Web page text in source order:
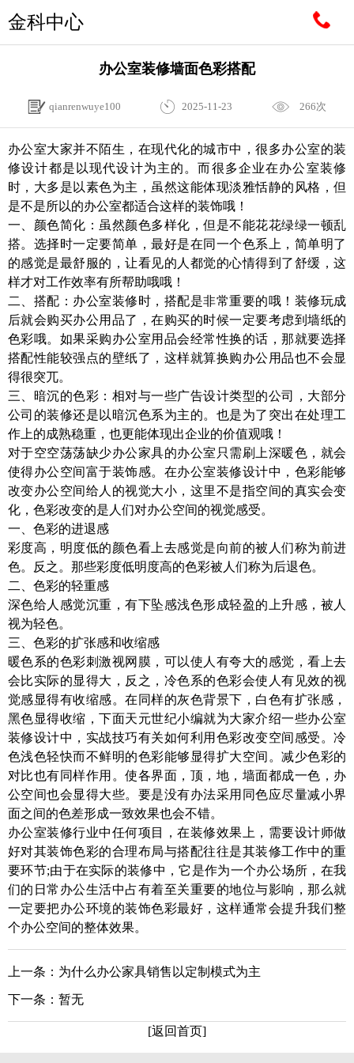
金科中心
办公室装修墙面色彩搭配
qianrenwuye100 2025-11-23 266次
办公室大家并不陌生，在现代化的城市中，很多办公室的装
修设计都是以现代设计为主的。而很多企业在办公室装修
时，大多是以素色为主，虽然这能体现淡雅恬静的风格，但
是不是所以的办公室都适合这样的装饰哦！
一、颜色简化：虽然颜色多样化，但是不能花花绿绿一顿乱
搭。选择时一定要简单，最好是在同一个色系上，简单明了
的感觉是最舒服的，让看见的人都觉的心情得到了舒缓，这
样才对工作效率有所帮助哦哦！
二、搭配：办公室装修时，搭配是非常重要的哦！装修玩成
后就会购买办公用品了，在购买的时候一定要考虑到墙纸的
色彩哦。如果采购办公室用品会经常性换的话，那就要选择
搭配性能较强点的壁纸了，这样就算换购办公用品也不会显
得很突兀。
三、暗沉的色彩：相对与一些广告设计类型的公司，大部分
公司的装修还是以暗沉色系为主的。也是为了突出在处理工
作上的成熟稳重，也更能体现出企业的价值观哦！
对于空空荡荡缺少办公家具的办公室只需刷上深暖色，就会
使得办公空间富于装饰感。在办公室装修设计中，色彩能够
改变办公空间给人的视觉大小，这里不是指空间的真实会变
化，色彩改变的是人们对办公空间的视觉感受。
一、色彩的进退感
彩度高，明度低的颜色看上去感觉是向前的被人们称为前进
色。反之。那些彩度低明度高的色彩被人们称为后退色。
二、色彩的轻重感
深色给人感觉沉重，有下坠感浅色形成轻盈的上升感，被人
视为轻色。
三、色彩的扩张感和收缩感
暖色系的色彩刺激视网膜，可以使人有夸大的感觉，看上去
会比实际的显得大，反之，冷色系的色彩会使人有见效的视
觉感显得有收缩感。在同样的灰色背景下，白色有扩张感，
黑色显得收缩，下面天元世纪小编就为大家介绍一些办公室
装修设计中，实战技巧有关如何利用色彩改变空间感受。冷
色浅色轻快而不鲜明的色彩能够显得扩大空间。减少色彩的
对比也有同样作用。使各界面，顶，地，墙面都成一色，办
公空间也会显得大些。要是没有办法采用同色应尽量减小界
面之间的色差形成一致效果也会不错。
办公室装修行业中任何项目，在装修效果上，需要设计师做
好对其装饰色彩的合理布局与搭配往往是其装修工作中的重
要环节;由于在实际的装修中，它是作为一个办公场所，在我
们的日常办公生活中占有着至关重要的地位与影响，那么就
一定要把办公环境的装饰色彩最好，这样通常会提升我们整
个办公空间的整体效果。
上一条： 为什么办公家具销售以定制模式为主
下一条： 暂无
[返回首页]